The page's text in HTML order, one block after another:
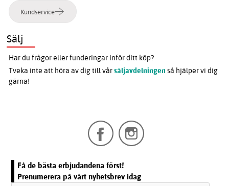
Kundservice
Sälj
Har du frågor eller funderingar inför ditt köp?
Tveka inte att höra av dig till vårsäljavdelningen så hjälper vi dig
gärna!
Få de bästa erbjudandena först!
Prenumerera på vårt nyhetsbrev idag